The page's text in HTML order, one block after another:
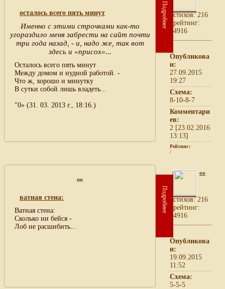
осталось всего пять минут
Именно с этими строчками как-то
угораздило меня забрести на сайт почти
три года назад, - и, надо же, так вот
здесь и «присох»...
Осталось всего пять минут
Между домом и нудной работой. -
Что ж, хорошо и минутку
В сутки собой лишь владеть...
"0» (31. 03. 2013 г., 18:16.)
Подробнее
cтихов: 216
рейтинг:
4916
Опубликова
н:
27.09.2015
19:27
Схема:
8-10-8-7
Комментари
ев:
2 [23.02.2016
13:13]
Рейтинг:
/
oo
ватная стена:
Ватная стена:
Сколько ни бейся -
Лоб не расшибить...
Подробнее
oo
cтихов: 216
рейтинг:
4916
Опубликова
н:
19.09.2015
11:52
Схема:
5-5-5